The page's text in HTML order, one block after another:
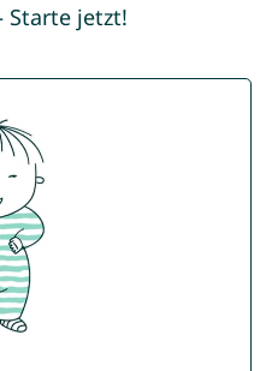
Starte jetzt!